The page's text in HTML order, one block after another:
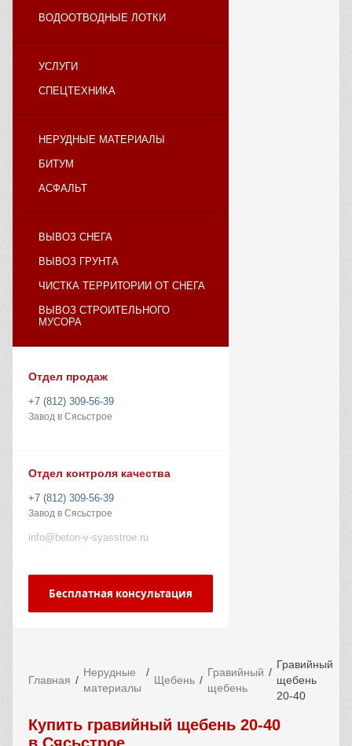
ВОДООТВОДНЫЕ ЛОТКИ
УСЛУГИ
СПЕЦТЕХНИКА
НЕРУДНЫЕ МАТЕРИАЛЫ
БИТУМ
АСФАЛЬТ
ВЫВОЗ СНЕГА
ВЫВОЗ ГРУНТА
ЧИСТКА ТЕРРИТОРИИ ОТ СНЕГА
ВЫВОЗ СТРОИТЕЛЬНОГО
МУСОРА
Отдел продаж
+7 (812) 309-56-39
Завод в Сясьстрое
Отдел контроля качества
+7 (812) 309-56-39
Завод в Сясьстрое
info@beton-v-syasstroe.ru
Бесплатная консультация
Главная
Нерудные
материалы
Щебень
Гравийный
щебень
Гравийный
щебень
20-40
Купить гравийный щебень 20-40